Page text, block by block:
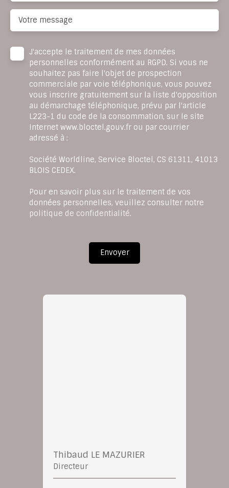
Votre message
J'accepte le traitement de mes données
personnelles conformément au RGPD. Si vous ne
souhaitez pas faire l'objet de prospection
commerciale par voie téléphonique, vous pouvez
vous inscrire gratuitement sur la liste d'opposition
au démarchage téléphonique, prévu par l'article
L223-1 du code de la consommation, sur le site
Internet www.bloctel.gouv.fr ou par courrier
adressé à :
Société Worldline, Service Bloctel, CS 61311, 41013
BLOIS CEDEX.
Pour en savoir plus sur le traitement de vos
données personnelles, veuillez consulter notre
politique de confidentialité.
Envoyer
Thibaud LE MAZURIER
Directeur